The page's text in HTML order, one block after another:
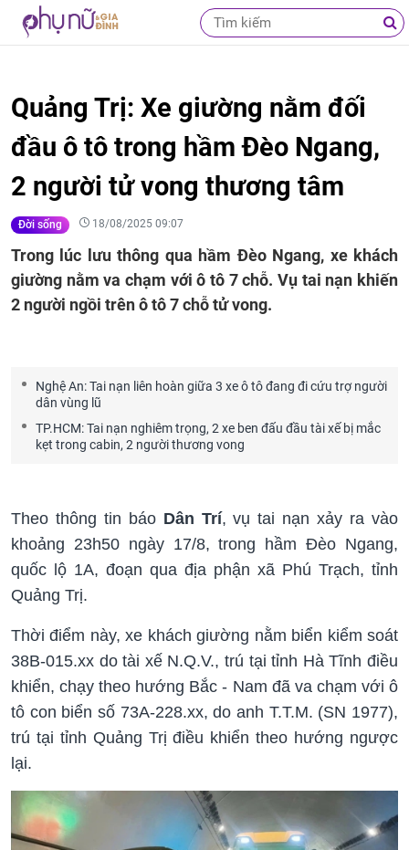
Quảng Trị: Xe giường nằm đối
đầu ô tô trong hầm Đèo Ngang,
2 người tử vong thương tâm
Đời sống 18/08/2025 09:07
Trong lúc lưu thông qua hầm Đèo Ngang, xe khách
giường nằm va chạm với ô tô 7 chỗ. Vụ tai nạn khiến
2 người ngồi trên ô tô 7 chỗ tử vong.
Nghệ An: Tai nạn liên hoàn giữa 3 xe ô tô đang đi cứu trợ người
dân vùng lũ
TP.HCM: Tai nạn nghiêm trọng, 2 xe ben đấu đầu tài xế bị mắc
kẹt trong cabin, 2 người thương vong
Theo thông tin báo Dân Trí, vụ tai nạn xảy ra vào
khoảng 23h50 ngày 17/8, trong hầm Đèo Ngang,
quốc lộ 1A, đoạn qua địa phận xã Phú Trạch, tỉnh
Quảng Trị.
Thời điểm này, xe khách giường nằm biển kiểm soát
38B-015.xx do tài xế N.Q.V., trú tại tỉnh Hà Tĩnh điều
khiển, chạy theo hướng Bắc - Nam đã va chạm với ô
tô con biển số 73A-228.xx, do anh T.T.M. (SN 1977),
trú tại tỉnh Quảng Trị điều khiển theo hướng ngược
lại.